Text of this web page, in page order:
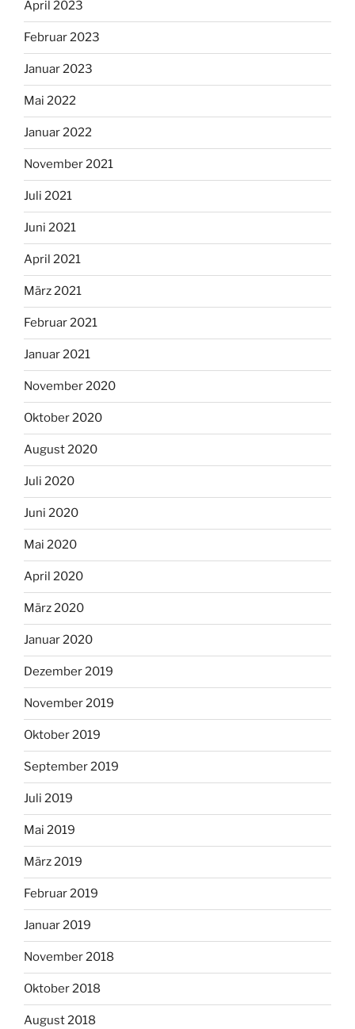
April 2023
Februar 2023
Januar 2023
Mai 2022
Januar 2022
November 2021
Juli 2021
Juni 2021
April 2021
März 2021
Februar 2021
Januar 2021
November 2020
Oktober 2020
August 2020
Juli 2020
Juni 2020
Mai 2020
April 2020
März 2020
Januar 2020
Dezember 2019
November 2019
Oktober 2019
September 2019
Juli 2019
Mai 2019
März 2019
Februar 2019
Januar 2019
November 2018
Oktober 2018
August 2018